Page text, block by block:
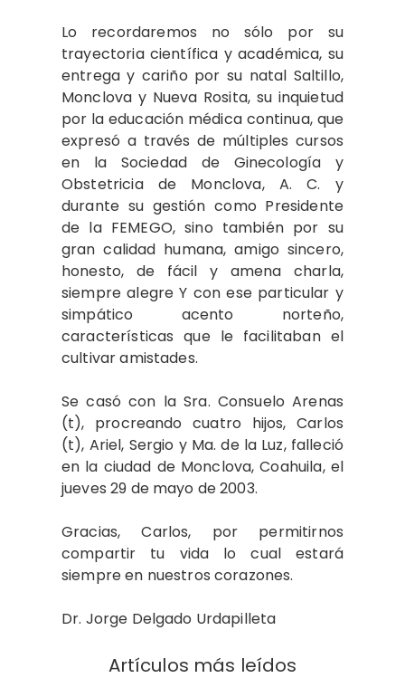
Lo recordaremos no sólo por su
trayectoria científica y académica, su
entrega y cariño por su natal Saltillo,
Monclova y Nueva Rosita, su inquietud
por la educación médica continua, que
expresó a través de múltiples cursos
en la Sociedad de Ginecología y
Obstetri­cia de Monclova, A. C. y
durante su gestión como Presidente
de la FEMEGO, sino también por su
gran calidad humana, amigo sin­cero,
honesto, de fácil y amena charla,
siempre alegre Y con ese particular y
simpático acento norteño,
características que le facilita­ban el
cultivar amistades.
Se casó con la Sra. Consuelo Arenas
(t), procreando cuatro hijos, Carlos
(t), Ariel, Sergio y Ma. de la Luz, falleció
en la ciudad de Mon­clova, Coahuila, el
jueves 29 de mayo de 2003.
Gracias, Carlos, por permitirnos
compartir tu vida lo cual estará
siempre en nuestros corazones.
Dr. Jorge Delgado Urdapilleta
Artículos más leídos